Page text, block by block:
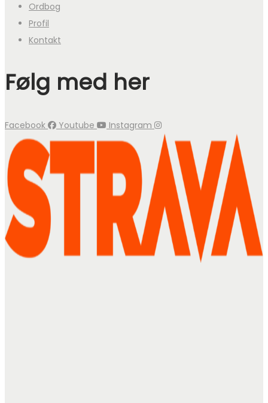
Ordbog
Profil
Kontakt
Følg med her
Facebook Youtube Instagram